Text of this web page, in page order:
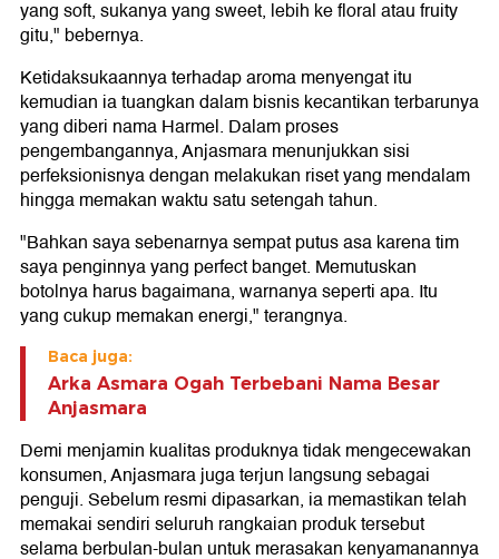
yang soft, sukanya yang sweet, lebih ke floral atau fruity
gitu," bebernya.
Ketidaksukaannya terhadap aroma menyengat itu
kemudian ia tuangkan dalam bisnis kecantikan terbarunya
yang diberi nama Harmel. Dalam proses
pengembangannya, Anjasmara menunjukkan sisi
perfeksionisnya dengan melakukan riset yang mendalam
hingga memakan waktu satu setengah tahun.
"Bahkan saya sebenarnya sempat putus asa karena tim
saya penginnya yang perfect banget. Memutuskan
botolnya harus bagaimana, warnanya seperti apa. Itu
yang cukup memakan energi," terangnya.
Baca juga:
Arka Asmara Ogah Terbebani Nama Besar
Anjasmara
Demi menjamin kualitas produknya tidak mengecewakan
konsumen, Anjasmara juga terjun langsung sebagai
penguji. Sebelum resmi dipasarkan, ia memastikan telah
memakai sendiri seluruh rangkaian produk tersebut
selama berbulan-bulan untuk merasakan kenyamanannya